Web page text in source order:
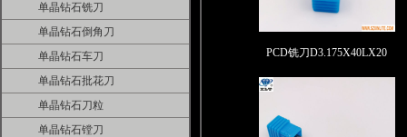
单晶钻石铣刀
单晶钻石倒角刀
单晶钻石车刀
单晶钻石批花刀
单晶钻石刀粒
单晶钻石镗刀
PCD铣刀D3.175X40LX20